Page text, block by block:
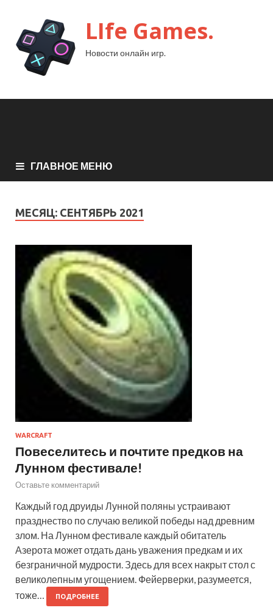
LIfe Games.
Новости онлайн игр.
ГЛАВНОЕ МЕНЮ
МЕСЯЦ: СЕНТЯБРЬ 2021
WARCRAFT
Повеселитесь и почтите предков на
Лунном фестивале!
Оставьте комментарий
Каждый год друиды Лунной поляны устраивают
празднество по случаю великой победы над древним
злом. На Лунном фестивале каждый обитатель
Азерота может отдать дань уважения предкам и их
безграничной мудрости. Здесь для всех накрыт стол с
великолепным угощением. Фейерверки, разумеется,
тоже…
ПОДРОБНЕЕ